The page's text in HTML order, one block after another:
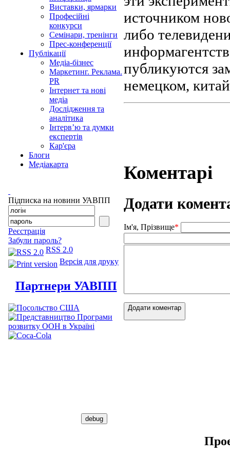
Виставки, ярмарки
Професійні
конкурси
Семінари, тренінги
Прес-конференції
Публікації
Медіа-бізнес
Маркетинг. Реклама.
PR
Інтернет та нові
медіа
Дослідження та
аналітика
Інтерв’ю та думки
експертів
Кар'єра
Блоги
Медіакарта
Підписка на новини УАВПП
Реєстрація
Забули пароль?
RSS 2.0
Версія для друку
Партнери УАВПП
источником
либо
публикуются
немецком,
Коментарі
Додати
Ім'я, Прізвище*
Додати коментар